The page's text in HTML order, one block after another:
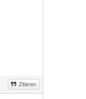
Zitieren